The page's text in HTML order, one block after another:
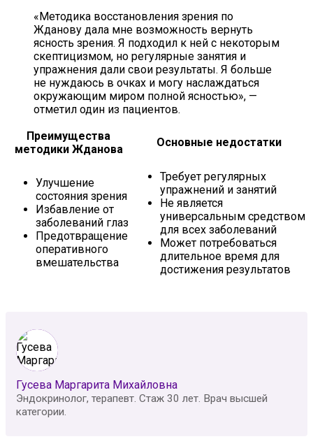
«Методика восстановления зрения по
Жданову дала мне возможность вернуть
ясность зрения. Я подходил к ней с некоторым
скептицизмом, но регулярные занятия и
упражнения дали свои результаты. Я больше
не нуждаюсь в очках и могу наслаждаться
окружающим миром полной ясностью», —
отметил один из пациентов.
Преимущества
методики Жданова
Основные недостатки
Улучшение
состояния зрения
Избавление от
заболеваний глаз
Предотвращение
оперативного
вмешательства
Требует регулярных
упражнений и занятий
Не является
универсальным средством
для всех заболеваний
Может потребоваться
длительное время для
достижения результатов
Гусева Маргарита Михайловна
Эндокринолог, терапевт. Стаж 30 лет. Врач высшей
категории.